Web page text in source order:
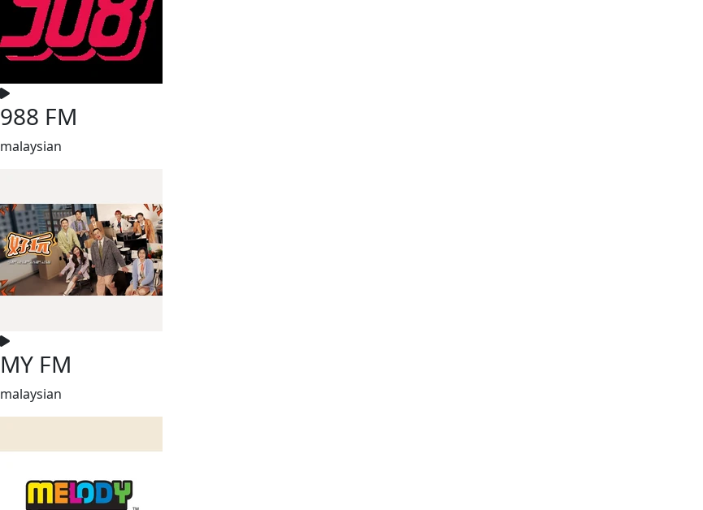
988 FM
malaysian
MY FM
malaysian